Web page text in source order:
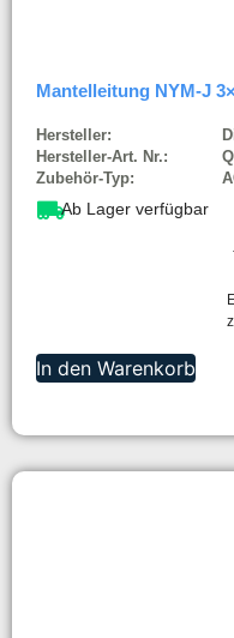
Mantelleitung NYM-J
Hersteller:
Hersteller-Art. Nr.:
Zubehör-Typ:
Ab Lager verfügbar
In den Warenkorb